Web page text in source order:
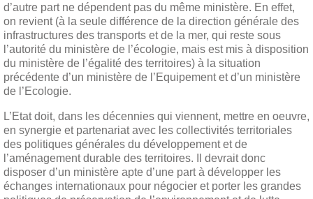
d’autre part ne dépendent pas du même ministère. En effet,
on revient (à la seule différence de la direction générale des
infrastructures des transports et de la mer, qui reste sous
l’autorité du ministère de l’écologie, mais est mis à disposition
du ministère de l’égalité des territoires) à la situation
précédente d’un ministère de l’Equipement et d’un ministère
de l’Ecologie.
L’Etat doit, dans les décennies qui viennent, mettre en oeuvre,
en synergie et partenariat avec les collectivités territoriales
des politiques générales du développement et de
l’aménagement durable des territoires. Il devrait donc
disposer d’un ministère apte d’une part à développer les
échanges internationaux pour négocier et porter les grandes